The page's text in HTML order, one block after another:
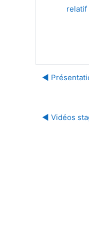
relatif
◀︎
◀︎ Vidéos